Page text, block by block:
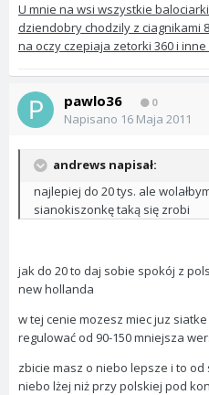
U mnie na wsi wszystkie
dziendobry chodzily z ciagnikami
na oczy czepiaja zetorki 360 i
pawlo36 0
Napisano 16 Maja 2011
andrews napisał:
najlepiej do 20 tys. ale
sianokiszonkę taką się zrobi
jak do 20 to daj sobie spokój z
new hollanda
w tej cenie mozesz miec juz
regulować od 90-150 mniejsza
zbicie masz o niebo lepsze i to
niebo lżej niż przy polskiej pod